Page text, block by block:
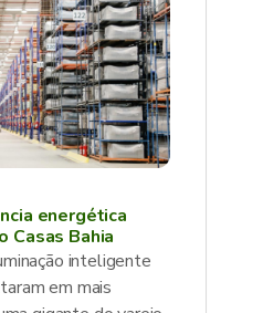
energética
Casas Bahia
inteligente
em mais